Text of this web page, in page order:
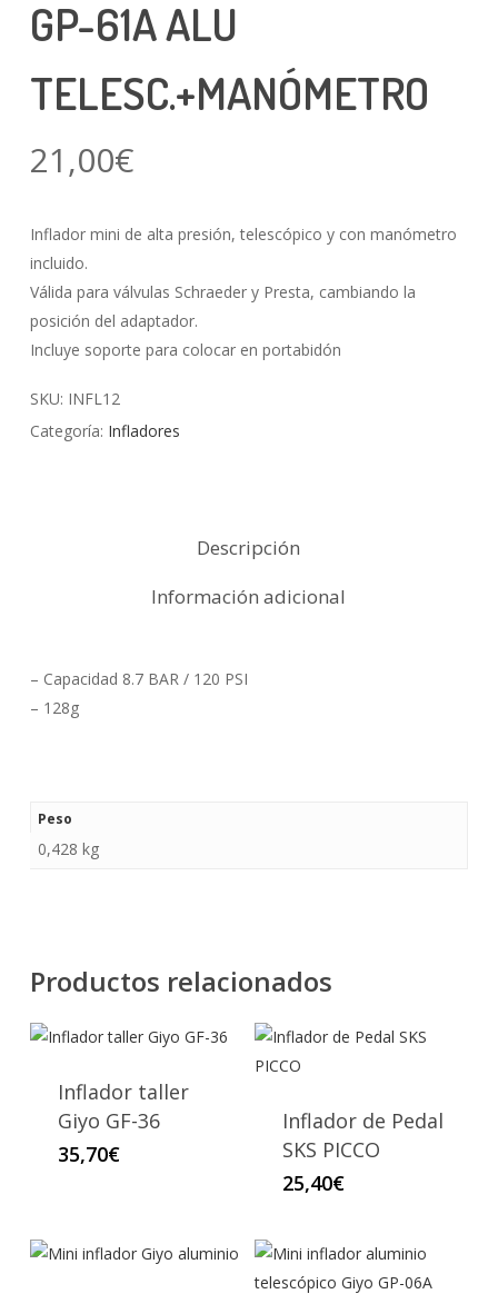
GP-61A ALU
TELESC.+MANÓMETRO
21,00€
Inflador mini de alta presión, telescópico y con manómetro
incluido.
Válida para válvulas Schraeder y Presta, cambiando la
posición del adaptador.
Incluye soporte para colocar en portabidón
SKU: INFL12
Categoría: Infladores
Descripción
Información adicional
– Capacidad 8.7 BAR / 120 PSI
– 128g
Peso
0,428 kg
Productos relacionados
Inflador taller
Giyo GF-36
35,70€
Inflador de Pedal
SKS PICCO
25,40€